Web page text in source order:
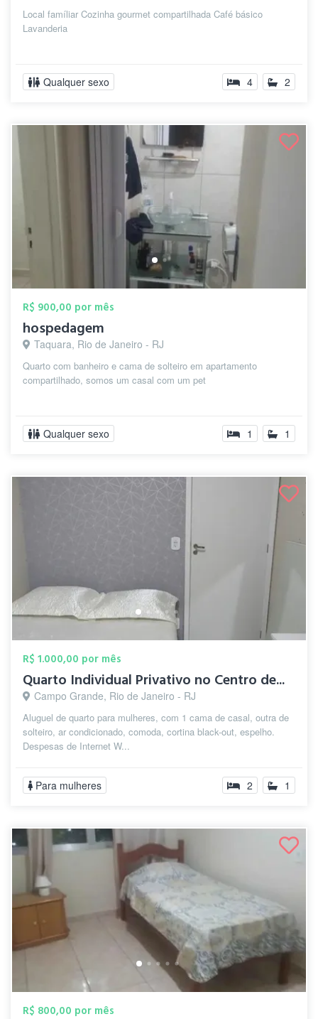
Local famíliar Cozinha gourmet compartilhada Café básico
Lavanderia
Qualquer sexo 4 2
R$ 900,00 por mês
hospedagem
Taquara, Rio de Janeiro - RJ
Quarto com banheiro e cama de solteiro em apartamento
compartilhado, somos um casal com um pet
Qualquer sexo 1 1
R$ 1.000,00 por mês
Quarto Individual Privativo no Centro de...
Campo Grande, Rio de Janeiro - RJ
Aluguel de quarto para mulheres, com 1 cama de casal, outra de
solteiro, ar condicionado, comoda, cortina black-out, espelho.
Despesas de Internet W...
Para mulheres 2 1
R$ 800,00 por mês